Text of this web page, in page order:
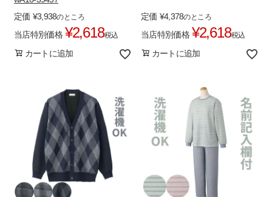
定価 ¥3,938のところ
当店特別価格 ¥2,618税込
カートに追加
定価 ¥4,378のところ
当店特別価格 ¥2,618税込
カートに追加